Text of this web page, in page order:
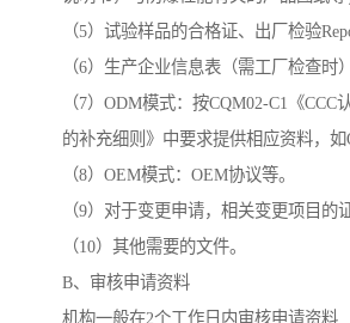
（5）试验样品的合格证、出厂检验
（6）生产企业信息表（需工厂检查时）
（7）ODM模式：按CQM02-C1《CCC
的补充细则》中要求提供相应资料，如
（8）OEM模式：OEM协议等。
（9）对于变更申请，相关变更项目的
（10）其他需要的文件。
B、审核申请资料
机构一般在2个工作日内审核申请资料